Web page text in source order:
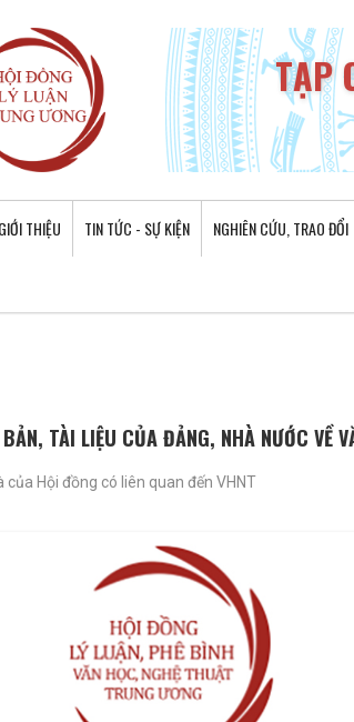
TẠP
GIỚI THIỆU TIN TỨC - SỰ KIỆN NGHIÊN CỨU, TRAO ĐỔI
TÀI LIỆU CỦA ĐẢNG, NHÀ NƯỚC VỀ
của Hội đồng có liên quan đến VHNT